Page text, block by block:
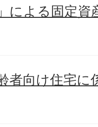
による固定
者向け住宅に